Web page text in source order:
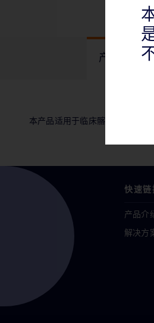
产品概述
本产品适用于临床髂股动脉狭窄
快速链
产品介
解决方